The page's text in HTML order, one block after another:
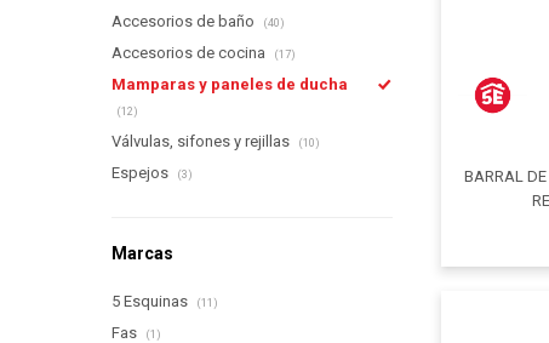
BARRAL
Accesorios de baño (40)
Accesorios de cocina (17)
Mamparas y paneles de ducha
(12)
Válvulas, sifones y rejillas (10)
Espejos (3)
Marcas
5 Esquinas (11)
Fas (1)